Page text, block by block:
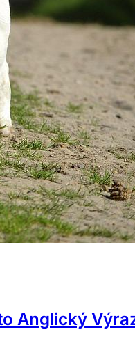
Anglický